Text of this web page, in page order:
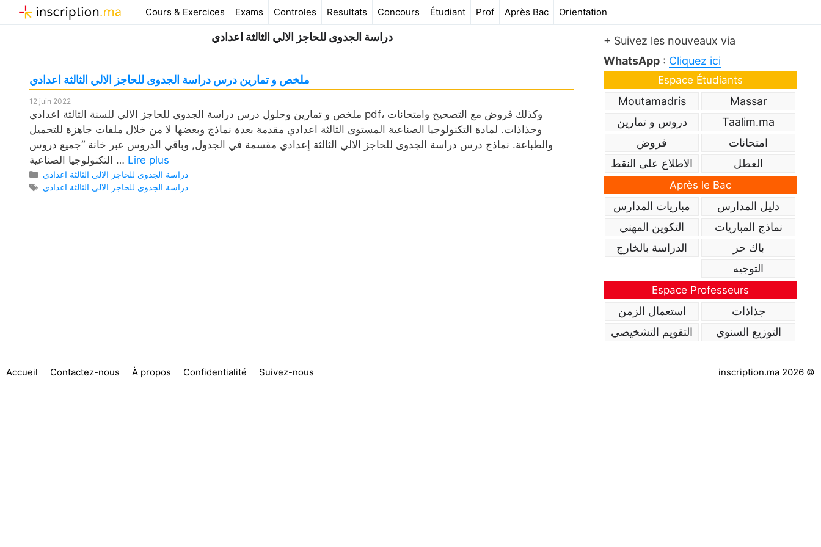
au
Cours & Exercices Exams Controles Resultats Concours Étudiant Prof Après Bac Orientation
دراسة الجدوى للحاجز الالي الثالثة اعدادي
ملخص و تمارين درس دراسة الجدوى للحاجز الالي الثالثة اعدادي
12 juin 2022
ملخص و تمارين وحلول درس دراسة الجدوى للحاجز الالي للسنة الثالثة اعدادي pdf، وكذلك فروض مع التصحيح وامتحانات
وجذاذات. لمادة التكنولوجيا الصناعية المستوى الثالثة اعدادي مقدمة بعدة نماذج وبعضها لا من خلال ملفات جاهزة للتحميل
والطباعة. نماذج درس دراسة الجدوى للحاجز الالي الثالثة إعدادي مقسمة في الجدول, وباقي الدروس عبر خانة “جميع دروس
التكنولوجيا الصناعية … Lire plus
Catégories
دراسة الجدوى للحاجز الالي الثالثة اعدادي
Étiquettes
دراسة الجدوى للحاجز الالي الثالثة اعدادي
+ Suivez les nouveaux via
WhatsApp : Cliquez ici
Espace Étudiants
Massar
Moutamadris
Taalim.ma
دروس و تمارين
امتحانات
فروض
العطل
الاطلاع على النقط
Après le Bac
دليل المدارس
مباريات المدارس
نماذج المباريات
التكوين المهني
باك حر
الدراسة بالخارج
التوجيه
Espace Professeurs
جذاذات
استعمال الزمن
التوزيع السنوي
التقويم التشخيصي
Accueil Contactez-nous À propos Confidentialité Suivez-nous inscription.ma 2026 ©